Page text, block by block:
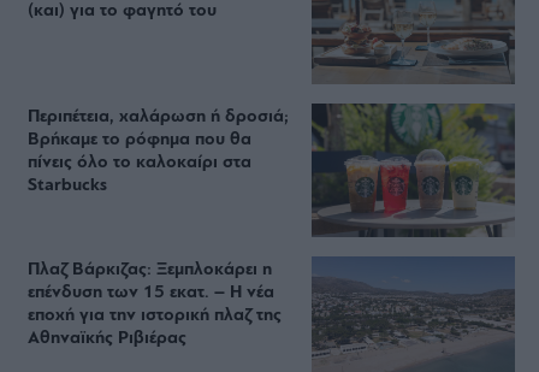
(και) για το φαγητό του
Περιπέτεια, χαλάρωση ή δροσιά;
Βρήκαμε το ρόφημα που θα
πίνεις όλο το καλοκαίρι στα
Starbucks
Πλαζ Βάρκιζας: Ξεμπλοκάρει η
επένδυση των 15 εκατ. – Η νέα
εποχή για την ιστορική πλαζ της
Αθηναϊκής Ριβιέρας